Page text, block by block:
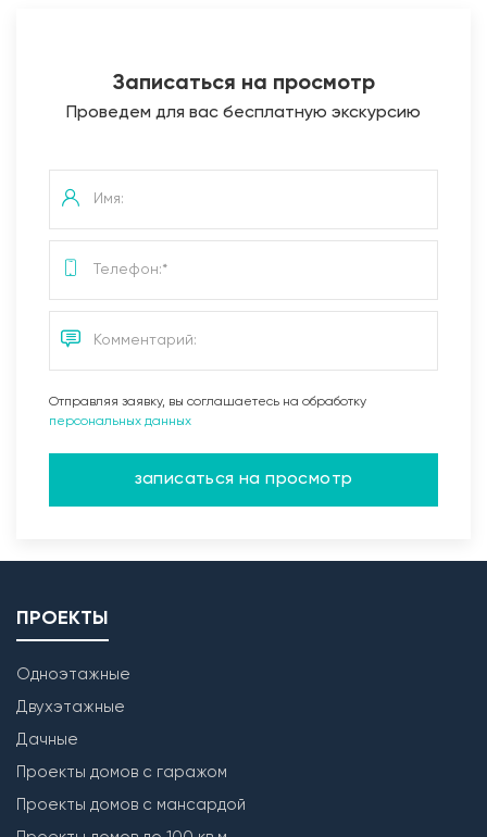
Записаться на просмотр
Проведем для вас бесплатную экскурсию
Отправляя заявку, вы соглашаетесь на обработку
персональных данных
записаться на просмотр
ПРОЕКТЫ
Одноэтажные
Двухэтажные
Дачные
Проекты домов с гаражом
Проекты домов с мансардой